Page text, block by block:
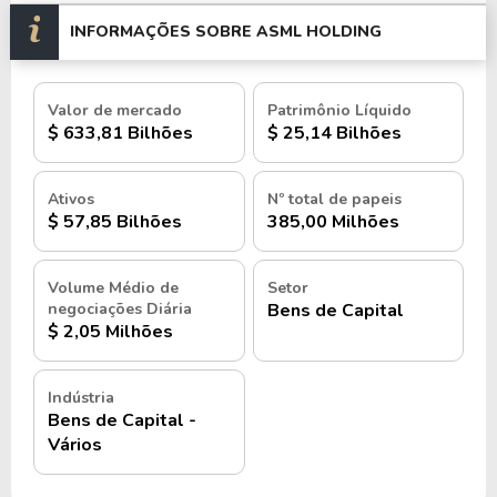
Nasdaq.
História e quando foi criada a ASML
Holding N.V.
A ASML Holding N.V. foi fundada em 1984, nos
Países Baixos, como uma joint venture entre a
Philips e a Advanced Semiconductor Materials
International (ASMI).O objetivo era desenvolver
e fabricar equipamentos avançados para a
indústria de semicondutores, um mercado em
rápida expansão na época.
Nos primeiros anos, a ASML enfrentou desafios
significativos, incluindo concorrência acirrada e
dificuldades técnicas no desenvolvimento de suas
INFORMAÇÕES SOBRE ASML HOLDING
Valor de mercado
$ 633,81 Bilhões
Patrimônio Líquido
$ 25,14 Bilhões
Ativos
$ 57,85 Bilhões
Nº total de papeis
385,00 Milhões
Volume Médio de
negociações Diária
$ 2,05 Milhões
Setor
Bens de Capital
Indústria
Bens de Capital -
Vários